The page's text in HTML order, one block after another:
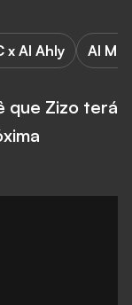
x Al Ahly Al
que Zizo terá